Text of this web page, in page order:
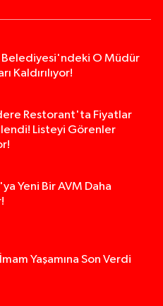
Belediyesi'ndeki O Müdür
Kaldırılıyor!
Restorant'ta Fiyatlar
Listeyi Görenler
Yeni Bir AVM Daha
Yaşamına Son Verdi